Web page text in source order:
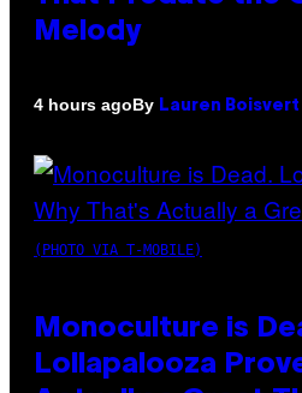
Melody
4 hours agoBy Lauren Boisvert
(PHOTO VIA T-MOBILE)
Monoculture is
Lollapalooza